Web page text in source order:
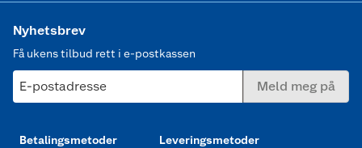
Nyhetsbrev
Få ukens tilbud rett i e-postkassen
E-postadresse Meld meg på
Betalingsmetoder Leveringsmetoder